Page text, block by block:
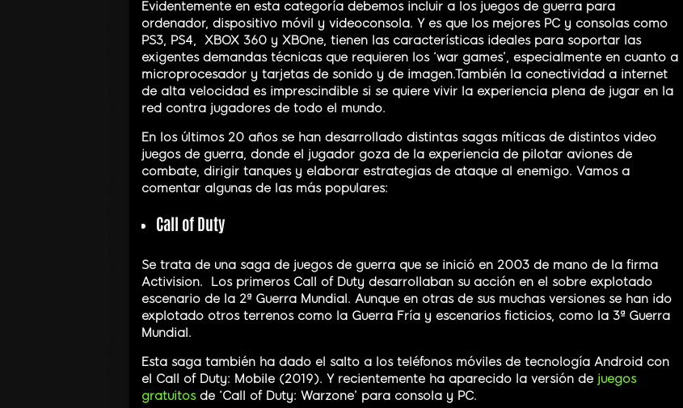
Evidentemente en esta categoría debemos incluir a los juegos de guerra para
ordenador, dispositivo móvil y videoconsola. Y es que los mejores PC y consolas como
PS3, PS4, XBOX 360 y XBOne, tienen las características ideales para soportar las
exigentes demandas técnicas que requieren los ‘war games’, especialmente en cuanto a
microprocesador y tarjetas de sonido y de imagen.También la conectividad a internet
de alta velocidad es imprescindible si se quiere vivir la experiencia plena de jugar en la
red contra jugadores de todo el mundo.
En los últimos 20 años se han desarrollado distintas sagas míticas de distintos video
juegos de guerra, donde el jugador goza de la experiencia de pilotar aviones de
combate, dirigir tanques y elaborar estrategias de ataque al enemigo. Vamos a
comentar algunas de las más populares:
Call of Duty
Se trata de una saga de juegos de guerra que se inició en 2003 de mano de la firma
Activision. Los primeros Call of Duty desarrollaban su acción en el sobre explotado
escenario de la 2ª Guerra Mundial. Aunque en otras de sus muchas versiones se han ido
explotado otros terrenos como la Guerra Fría y escenarios ficticios, como la 3ª Guerra
Mundial.
Esta saga también ha dado el salto a los teléfonos móviles de tecnología Android con
el Call of Duty: Mobile (2019). Y recientemente ha aparecido la versión de juegos
gratuitosde ‘Call of Duty: Warzone’ para consola y PC.